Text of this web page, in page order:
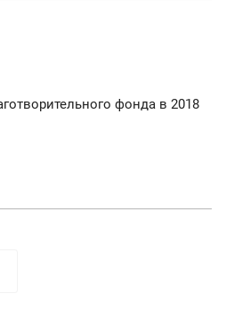
фонда в 2018